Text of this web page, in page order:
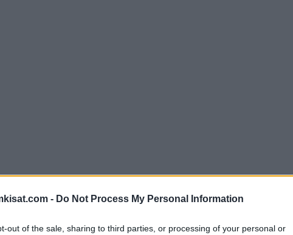
- Do Not Process My Personal Information
out of the sale, sharing to third parties, or processing of your personal or